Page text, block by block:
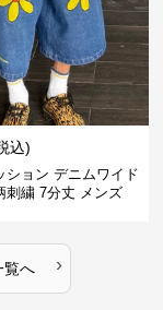
込)
ション デニムワイド
刺繍 7分丈 メンズ
覧へ ›